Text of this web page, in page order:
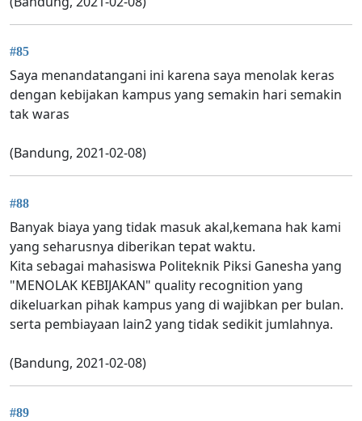
#85
Saya menandatangani ini karena saya menolak keras
dengan kebijakan kampus yang semakin hari semakin
tak waras
(Bandung, 2021-02-08)
#88
Banyak biaya yang tidak masuk akal,kemana hak kami
yang seharusnya diberikan tepat waktu.
Kita sebagai mahasiswa Politeknik Piksi Ganesha yang
"MENOLAK KEBIJAKAN" quality recognition yang
dikeluarkan pihak kampus yang di wajibkan per bulan.
serta pembiayaan lain2 yang tidak sedikit jumlahnya.
(Bandung, 2021-02-08)
#89